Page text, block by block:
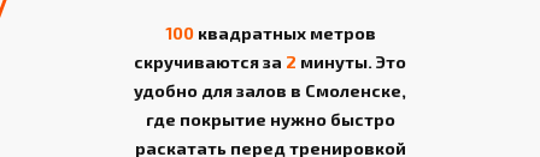
100квадратных метров
скручиваются за 2 минуты. Это
удобно для залов в Смоленске,
где покрытие нужно быстро
раскатать перед тренировкой